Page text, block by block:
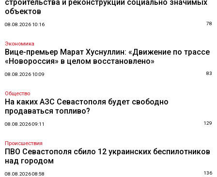
строительства и реконструкции социально значимых
объектов
08.08.2026 10:16 78
Экономика
Вице-премьер Марат Хуснуллин: «Движение по трассе
«Новороссия» в целом восстановлено»
08.08.2026 10:09 83
Общество
На каких АЗС Севастополя будет свободно
продаваться топливо?
08.08.2026 09:11 129
Происшествия
ПВО Севастополя сбило 12 украинских беспилотников
над городом
08.08.2026 08:58 136